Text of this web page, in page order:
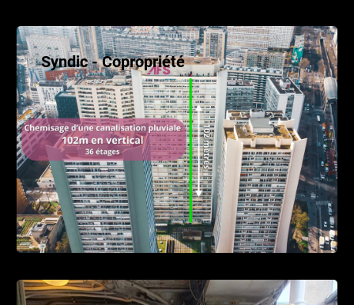
Syndic - Copropriété